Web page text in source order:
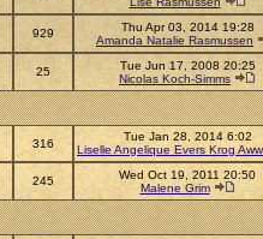
929
Thu Apr 03, 2014 19:28
Amanda Natalie Rasmussen
25
Tue Jun 17, 2008 20:25
Nicolas Koch-Simms
316
Tue Jan 28, 2014 6:02
Liselle Angelique Evers Krog
245
Wed Oct 19, 2011 20:50
Malene Grim